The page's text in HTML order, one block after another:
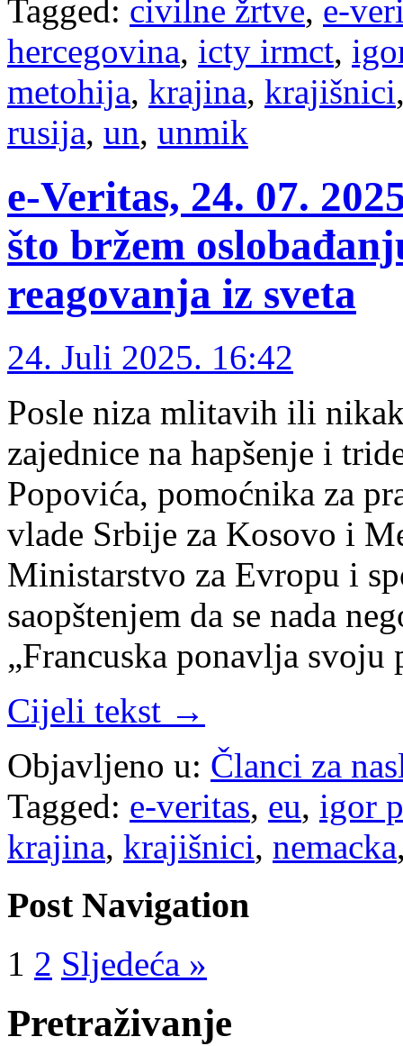
Tagged: civilne žrtve, e-
hercegovina, icty irmct,
metohija, krajina, krajišnici
rusija, un, unmik
e-Veritas, 24. 07.
što bržem
reagovanja iz sveta
24. Juli 2025. 16:42
Posle niza mlitavih ili
zajednice na hapšenje i
Popovića, pomoćnika za
vlade Srbije za Kosovo i
Ministarstvo za Evropu i
saopštenjem da se nada
„Francuska ponavlja
Cijeli tekst →
Objavljeno u: Članci za
Tagged: e-veritas, eu, igor
krajina, krajišnici, nemacka
Post Navigation
1 2 Sljedeća »
Pretraživanje